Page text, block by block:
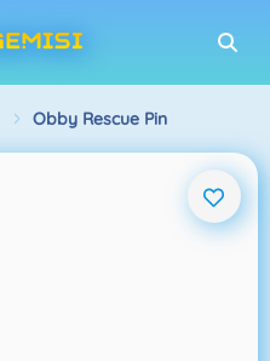
Obby Rescue Pin